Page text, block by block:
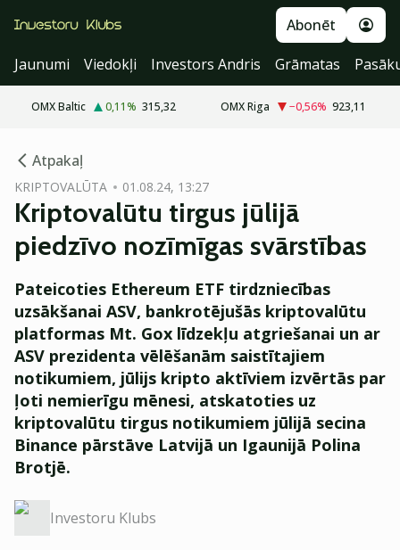
Abonēt
Jaunumi
Viedokļi Investors Andris Grāmatas
OMX Baltic 0,11% 315,32 OMX Riga −0,56% 923,11
Atpakaļ
KRIPTOVALŪTA 01.08.24, 13:27
Kriptovalūtu tirgus jūlijā
piedzīvo nozīmīgas svārstības
Pateicoties Ethereum ETF tirdzniecības
uzsākšanai ASV, bankrotējušās kriptovalūtu
platformas Mt. Gox līdzekļu atgriešanai un ar
ASV prezidenta vēlēšanām saistītajiem
notikumiem, jūlijs kripto aktīviem izvērtās par
ļoti nemierīgu mēnesi, atskatoties uz
kriptovalūtu tirgus notikumiem jūlijā secina
Binance pārstāve Latvijā un Igaunijā Polina
Brotjē.
Investoru Klubs